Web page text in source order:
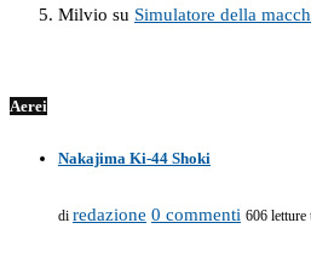
Milvio su Simulatore della
Aerei
Nakajima Ki-44 Shoki
di redazione 0 commenti 606 letture